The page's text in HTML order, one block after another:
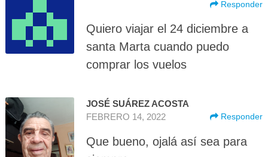
Responder
Quiero viajar el 24 diciembre a
santa Marta cuando puedo
comprar los vuelos
JOSÉ SUÁREZ ACOSTA
FEBRERO 14, 2022
Responder
Que bueno, ojalá así sea para